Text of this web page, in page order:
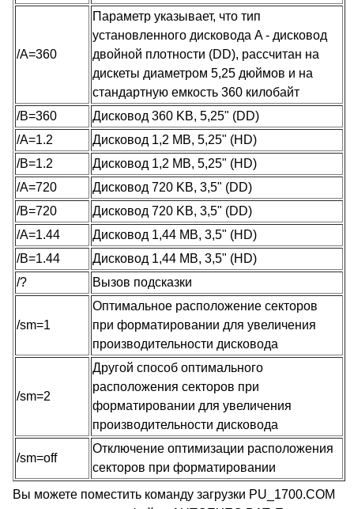
/A=360
Параметр указывает, что тип
установленного дисковода A - дисковод
двойной плотности (DD), рассчитан на
дискеты диаметром 5,25 дюймов и на
стандартную емкость 360 килобайт
/B=360
Дисковод 360 KB, 5,25" (DD)
/A=1.2
Дисковод 1,2 MB, 5,25" (HD)
/B=1.2
Дисковод 1,2 MB, 5,25" (HD)
/A=720
Дисковод 720 KB, 3,5" (DD)
/B=720
Дисковод 720 KB, 3,5" (DD)
/A=1.44
Дисковод 1,44 MB, 3,5" (HD)
/B=1.44
Дисковод 1,44 MB, 3,5" (HD)
/?
Вызов подсказки
/sm=1
Оптимальное расположение секторов
при форматировании для увеличения
производительности дисковода
/sm=2
Другой способ оптимального
расположения секторов при
форматировании для увеличения
производительности дисковода
/sm=off
Отключение оптимизации расположения
секторов при форматировании
Вы можете поместить команду загрузки PU_1700.COM